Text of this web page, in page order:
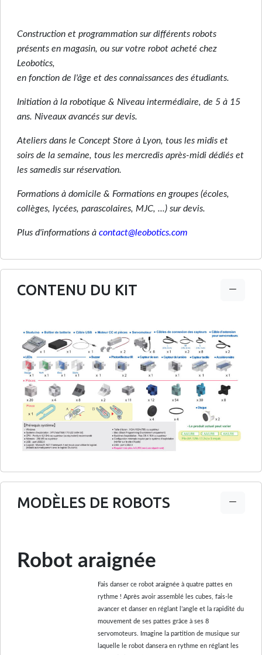
Construction et programmation sur différents robots
présents en magasin, ou sur votre robot acheté chez
Leobotics,
en fonction de l'âge et des connaissances des étudiants.
Initiation à la robotique & Niveau intermédiaire, de 5 à 15
ans. Niveaux avancés sur devis.
Ateliers dans le Concept Store à Lyon, tous les midis et
soirs de la semaine, tous les mercredis après-midi dédiés et
les samedis sur réservation.
Formations à domicile & Formations en groupes (écoles,
collèges, lycées, parascolaires, MJC, ...) sur devis.
Plus d'informations à contact@leobotics.com
CONTENU DU KIT
MODÈLES DE ROBOTS
Robot araignée
Fais danser ce robot araignée à quatre pattes en
rythme ! Après avoir assemblé les cubes, fais-le
avancer et danser en réglant l’angle et la rapidité du
mouvement de ses pattes grâce à ses 8
servomoteurs. Imagine la partition de musique sur
laquelle le robot dansera en rythme en réglant les